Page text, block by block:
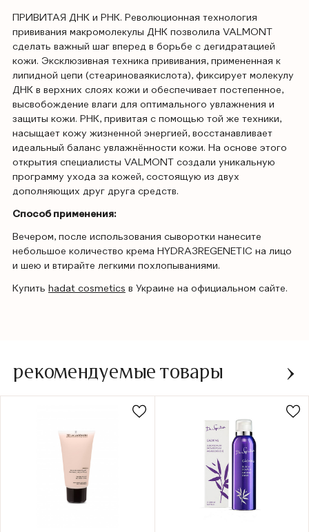
ПРИВИТАЯ ДНК и РНК. Революционная технология
прививания макромолекулы ДНК позволила VALMONT
сделать важный шаг вперед в борьбе с дегидратацией
кожи. Эксклюзивная техника прививания, примененная к
липидной цепи (стеариноваякислота), фиксирует молекулу
ДНК в верхних слоях кожи и обеспечивает постепенное,
высвобождение влаги для оптимального увлажнения и
защиты кожи. РНК, привитая с помощью той же техники,
насыщает кожу жизненной энергией, восстанавливает
идеальный баланс увлажнённости кожи. На основе этого
открытия специалисты VALMONT создали уникальную
программу ухода за кожей, состоящую из двух
дополняющих друг друга средств.
Способ применения:
Вечером, после использования сыворотки нанесите
небольшое количество крема HYDRA3REGENETIC на лицо
и шею и втирайте легкими похлопываниями.
Купить hadat cosmetics в Украине на официальном сайте.
рекомендуемые товары